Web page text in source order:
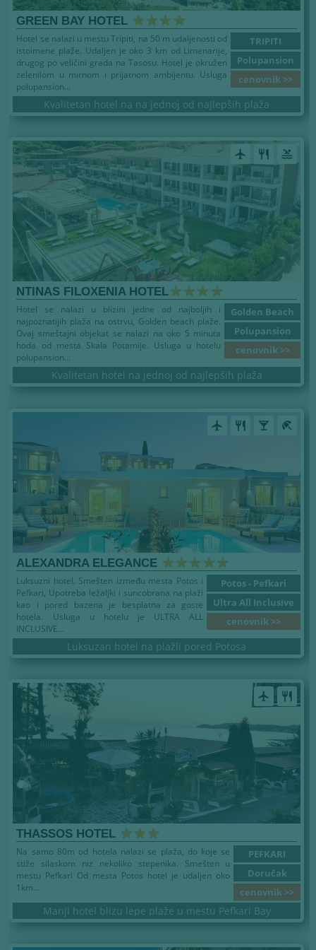
GREEN BAY HOTEL
TRIPITI
Polupansion
cenovnik >>
Hotel se nalazi u mestu Tripiti, na 50 m udaljenosti od
istoimene plaže. Udaljen je oko 3 km od Limenarije,
drugog po veličini grada na Tasosu. Hotel je okružen
zelenilom u mirnom i prijatnom ambijentu. Usluga
polupansion...
Kvalitetan hotel na na jednoj od najlepših plaža
airplanemode_active restaurant pool
NTINAS FILOXENIA HOTEL
Golden Beach
Polupansion
cenovnik >>
Hotel se nalazi u blizini jedne od najboljih i
najpoznatijih plaža na ostrvu, Golden beach plaže.
Ovaj smeštajni objekat se nalazi na oko 5 minuta
hoda od mesta Skala Potamije. Usluga u hotelu
polupansion...
Kvalitetan hotel na jednoj od najlepših plaža
airplanemode_active restaurant local_bar beach_access
ALEXANDRA ELEGANCE
Potos - Pefkari
Ultra All Inclusive
cenovnik >>
Luksuzni hotel. Smešten između mesta Potos i
Pefkari, Upotreba ležaljki i suncobrana na plaži
kao i pored bazena je besplatna za goste
hotela. Usluga u hotelu je ULTRA ALL
INCLUSIVE...
Luksuzan hotel na plažli pored Potosa
airplanemode_active restaurant
THASSOS HOTEL
PEFKARI
Doručak
cenovnik >>
Na samo 80m od hotela nalazi se plaža, do koje se
stiže silaskom niz nekoliko stepenika. Smešten u
mestu Pefkari Od mesta Potos hotel je udaljen oko
1km...
Manji hotel blizu lepe plaže u mestu Pefkari Bay